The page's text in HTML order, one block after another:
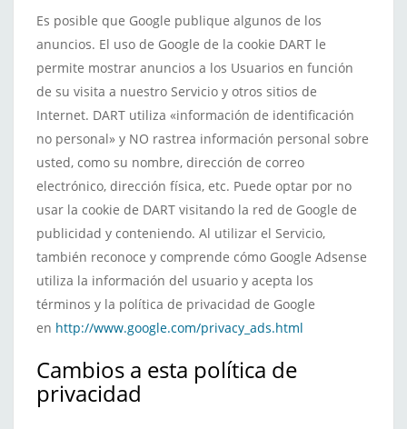
Es posible que Google publique algunos de los
anuncios. El uso de Google de la cookie DART le
permite mostrar anuncios a los Usuarios en función
de su visita a nuestro Servicio y otros sitios de
Internet. DART utiliza «información de identificación
no personal» y NO rastrea información personal sobre
usted, como su nombre, dirección de correo
electrónico, dirección física, etc. Puede optar por no
usar la cookie de DART visitando la red de Google de
publicidad y conteniendo. Al utilizar el Servicio,
también reconoce y comprende cómo Google Adsense
utiliza la información del usuario y acepta los
términos y la política de privacidad de Google
en http://www.google.com/privacy_ads.html
Cambios a esta política de
privacidad